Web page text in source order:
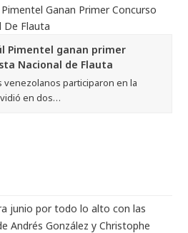
Pimentel ganan primer
Nacional de Flauta
participaron en la
en dos…
junio por todo lo alto con las
Andrés González y Christophe